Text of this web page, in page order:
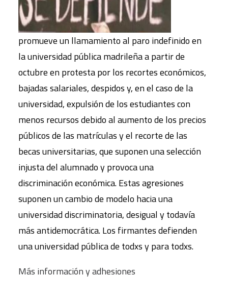
promueve un llamamiento al paro indefinido en
la universidad pública madrileña a partir de
octubre en protesta por los recortes económicos,
bajadas salariales, despidos y, en el caso de la
universidad, expulsión de los estudiantes con
menos recursos debido al aumento de los precios
públicos de las matrículas y el recorte de las
becas universitarias, que suponen una selección
injusta del alumnado y provoca una
discriminación económica. Estas agresiones
suponen un cambio de modelo hacia una
universidad discriminatoria, desigual y todavía
más antidemocrática. Los firmantes defienden
una universidad pública de todxs y para todxs.
Más información y adhesiones